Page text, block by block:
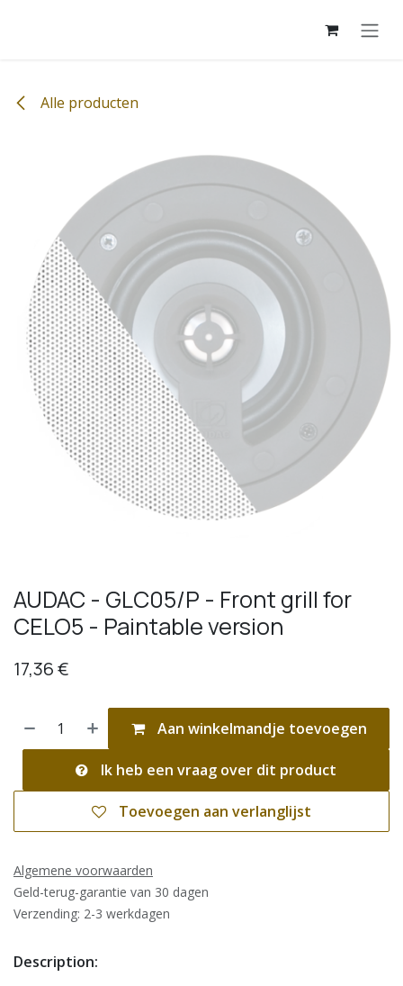
Alle producten
AUDAC - GLC05/P - Front grill for
CELO5 - Paintable version
17,36€
Aan winkelmandje toevoegen
Ik heb een vraag over dit product
Toevoegen aan verlanglijst
Algemene voorwaarden
Geld-terug-garantie van 30 dagen
Verzending: 2-3 werkdagen
Description: